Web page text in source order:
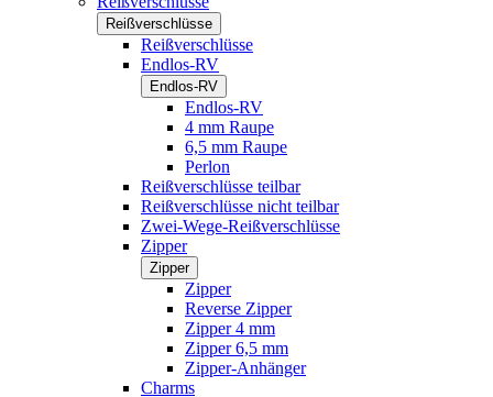
Reißverschlüsse
Reißverschlüsse
Endlos-RV
Endlos-RV
Endlos-RV
4 mm Raupe
6,5 mm Raupe
Perlon
Reißverschlüsse teilbar
Reißverschlüsse nicht teilbar
Zwei-Wege-Reißverschlüsse
Zipper
Zipper
Zipper
Reverse Zipper
Zipper 4 mm
Zipper 6,5 mm
Zipper-Anhänger
Charms